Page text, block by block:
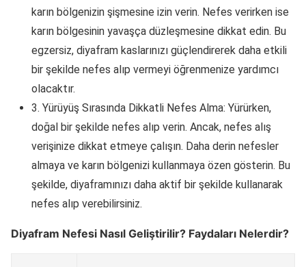
karın bölgenizin şişmesine izin verin. Nefes verirken ise
karın bölgesinin yavaşça düzleşmesine dikkat edin. Bu
egzersiz, diyafram kaslarınızı güçlendirerek daha etkili
bir şekilde nefes alıp vermeyi öğrenmenize yardımcı
olacaktır.
3. Yürüyüş Sırasında Dikkatli Nefes Alma: Yürürken,
doğal bir şekilde nefes alıp verin. Ancak, nefes alış
verişinize dikkat etmeye çalışın. Daha derin nefesler
almaya ve karın bölgenizi kullanmaya özen gösterin. Bu
şekilde, diyaframınızı daha aktif bir şekilde kullanarak
nefes alıp verebilirsiniz.
Diyafram Nefesi Nasıl Geliştirilir? Faydaları Nelerdir?